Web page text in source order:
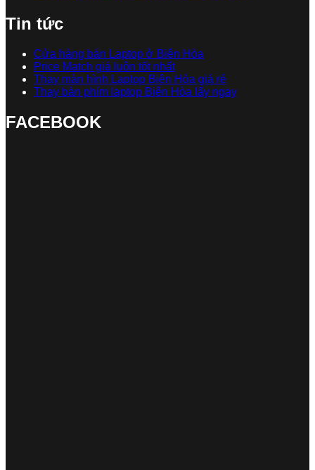
Tin tức
Cửa hàng bán Laptop ở Biên Hòa
Price Match giá luôn tốt nhất
Thay màn hình Laptop Biên Hòa giá rẻ
Thay bàn phím laptop Biên Hòa lấy ngay
FACEBOOK